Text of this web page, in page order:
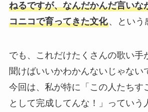
ねるですが、なんだかんだ言いな
コニコで育ってきた文化、という
でも、これだけたくさんの歌い手
聞けばいいかわかんないじゃない
今回は、私が特に「この人たちす
として完成してんな！」ってい